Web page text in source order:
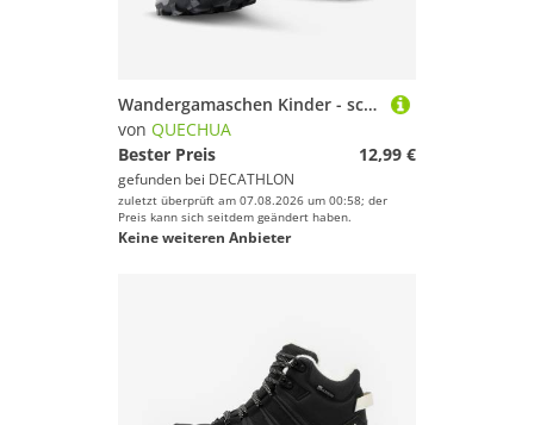
Wandergamaschen Kinder - schwarz
von QUECHUA
Bester Preis
12,99 €
gefunden bei DECATHLON
zuletzt überprüft am 07.08.2026 um 00:58; der
Preis kann sich seitdem geändert haben.
Keine weiteren Anbieter